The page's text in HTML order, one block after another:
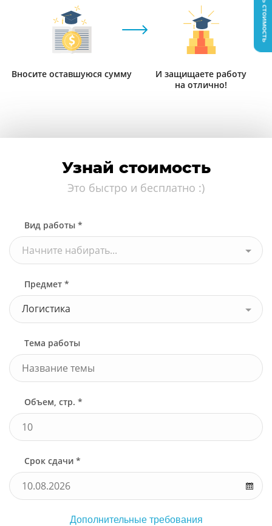
Вносите оставшуюся сумму
И защищаете работу
на отлично!
Узнай стоимость
Это быстро и бесплатно :)
Вид работы *
Начните набирать...
Предмет *
Логистика
Тема работы
Объем, стр. *
Срок сдачи *
Дополнительные требования